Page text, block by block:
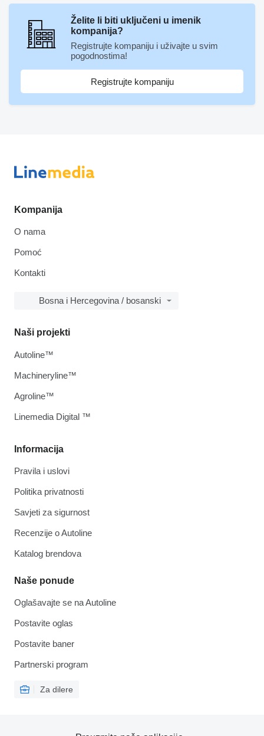
Želite li biti uključeni u imenik
kompanija?
Registrujte kompaniju i uživajte u svim
pogodnostima!
Registrujte kompaniju
Kompanija
O nama
Pomoć
Kontakti
Bosna i Hercegovina / bosanski
Informacija
Pravila i uslovi
Politika privatnosti
Savjeti za sigurnost
Recenzije o Autoline
Katalog brendova
Naše ponude
Oglašavajte se na Autoline
Postavite oglas
Postavite baner
Partnerski program
Za dilere
Naši projekti
Autoline™
Machineryline™
Agroline™
Linemedia Digital ™